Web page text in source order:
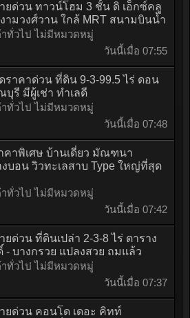
ยด่วน ทาวน์โฮม 3 ชั้น ดิ เอ็กซ์คลู
ามวงศ์วาน ใกล้ MRT สนามบินน้ำ
ทั่วไป ไม่มีหมวดหมู่
วันนี้เมื่อ 07:55
ราคาด่วน ที่ดิน 9-3-99.5 ไร่ ดอน
รี มีผู้เช่า ทำเลดี
ทั่วไป ไม่มีหมวดหมู่
วันนี้เมื่อ 07:48
คาพิเศษ บ้านเดี่ยว มัณฑนา
บอน วิวทะเลสาบ Type ใหญ่ที่สุด
ทั่วไป ไม่มีหมวดหมู่
วันนี้เมื่อ 07:42
ยด่วน ที่ดินเปล่า 2-3-8 ไร่ ตาราง
- บางกรวย แปลงสวย ถมแล้ว
ทั่วไป ไม่มีหมวดหมู่
วันนี้เมื่อ 07:37
ยด่วน คอนโด เดอะ คิทท์